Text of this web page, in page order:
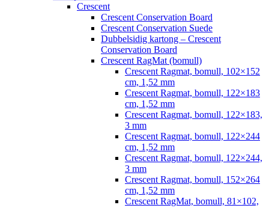
Crescent
Crescent Conservation Board
Crescent Conservation Suede
Dubbelsidig kartong – Crescent
Conservation Board
Crescent RagMat (bomull)
Crescent Ragmat, bomull, 102×152
cm, 1,52 mm
Crescent Ragmat, bomull, 122×183
cm, 1,52 mm
Crescent Ragmat, bomull, 122×183,
3 mm
Crescent Ragmat, bomull, 122×244
cm, 1,52 mm
Crescent Ragmat, bomull, 122×244,
3 mm
Crescent Ragmat, bomull, 152×264
cm, 1,52 mm
Crescent RagMat, bomull, 81×102,